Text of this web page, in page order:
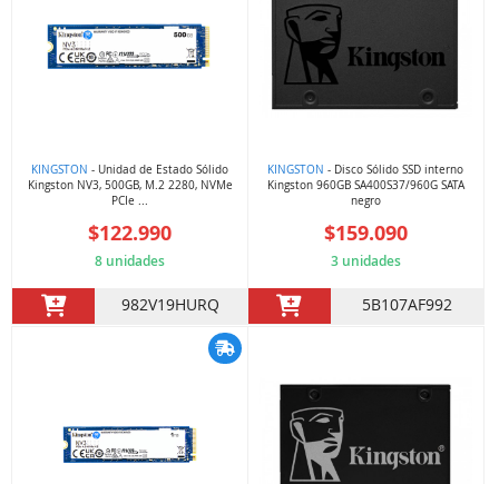
KINGSTON - Unidad de Estado Sólido
Kingston NV3, 500GB, M.2 2280, NVMe
PCIe ...
$122.990
8 unidades
982V19HURQ
KINGSTON - Disco Sólido SSD interno
Kingston 960GB SA400S37/960G SATA
negro
$159.090
3 unidades
5B107AF992